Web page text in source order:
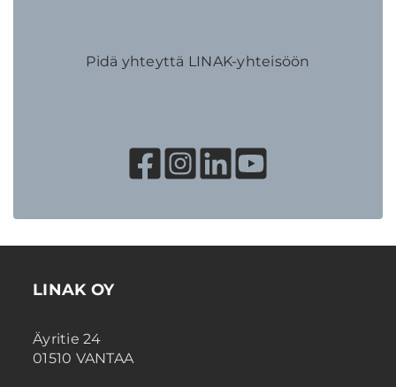
Pidä yhteyttä LINAK-yhteisöön
LINAK OY
Äyritie 24
01510 VANTAA